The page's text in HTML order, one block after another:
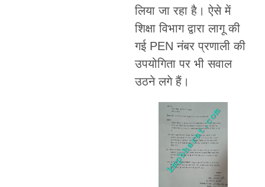
लिया जा रहा है। ऐसे में
शिक्षा विभाग द्वारा लागू की
गई PEN नंबर प्रणाली की
उपयोगिता पर भी सवाल
उठने लगे हैं।